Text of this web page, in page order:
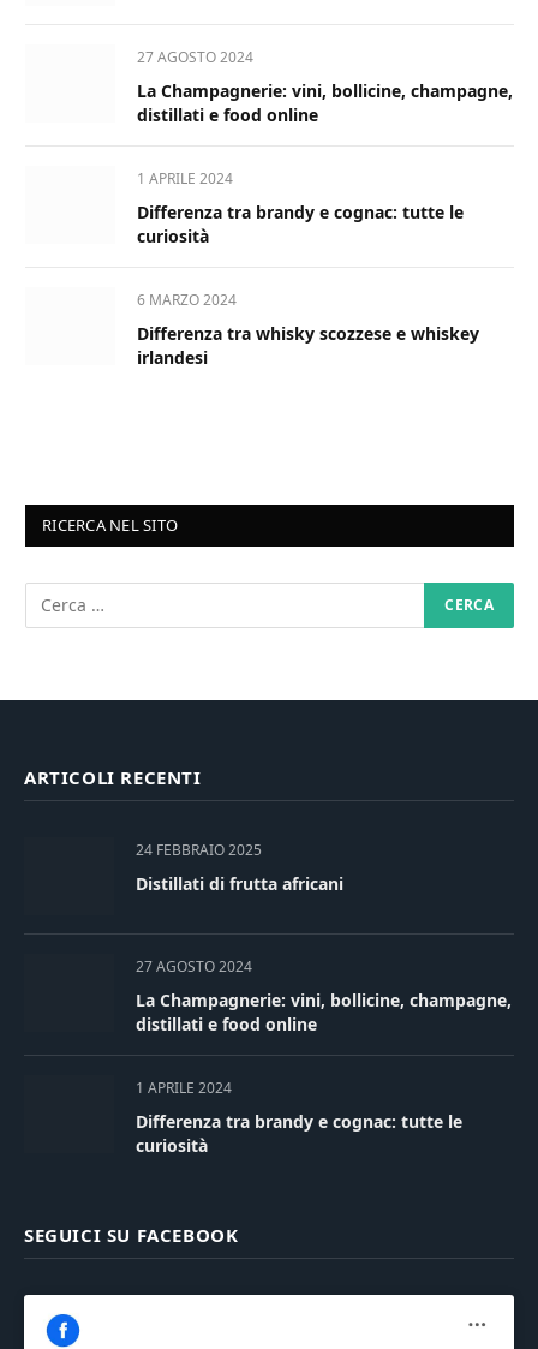
27 AGOSTO 2024
La Champagnerie: vini, bollicine, champagne,
distillati e food online
1 APRILE 2024
Differenza tra brandy e cognac: tutte le
curiosità
6 MARZO 2024
Differenza tra whisky scozzese e whiskey
irlandesi
RICERCA NEL SITO
ARTICOLI RECENTI
24 FEBBRAIO 2025
Distillati di frutta africani
27 AGOSTO 2024
La Champagnerie: vini, bollicine, champagne,
distillati e food online
1 APRILE 2024
Differenza tra brandy e cognac: tutte le
curiosità
SEGUICI SU FACEBOOK